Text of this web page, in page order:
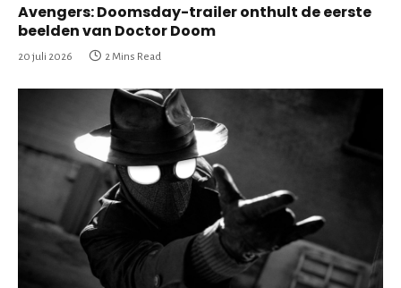
Avengers: Doomsday-trailer onthult de eerste
beelden van Doctor Doom
20 juli 2026 2 Mins Read